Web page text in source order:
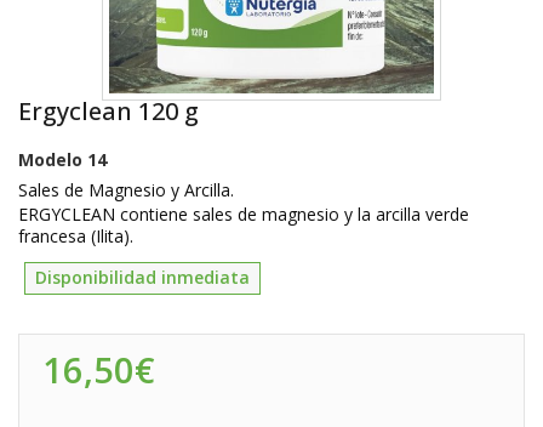
Ergyclean 120 g
Modelo 14
Sales de Magnesio y Arcilla.
ERGYCLEAN contiene sales de magnesio y la arcilla verde
francesa (Ilita).
Disponibilidad inmediata
16,50€